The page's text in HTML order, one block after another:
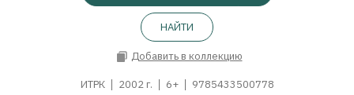
НАЙТИ
Добавить в коллекцию
ИТРК 2002 г. 6+ 9785433500778